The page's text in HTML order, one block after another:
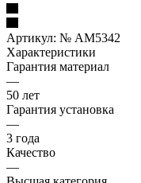
Артикул: № AM5342
Характеристики
Гарантия материал
—
50 лет
Гарантия установка
—
3 года
Качество
—